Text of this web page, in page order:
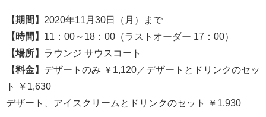
【期間】 2020年11月30日（月）まで
【時間】 11：00～18：00（ラストオーダー 17：00）
【場所】 ラウンジ サウスコート
【料金】 デザートのみ ￥1,120／デザートとドリンクのセッ
ト ￥1,630
デザート、アイスクリームとドリンクのセット ￥1,930